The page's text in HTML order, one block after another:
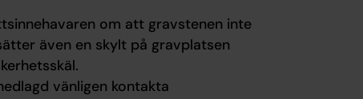
om att gravstenen inte
även en skylt på gravplatsen
vänligen kontakta